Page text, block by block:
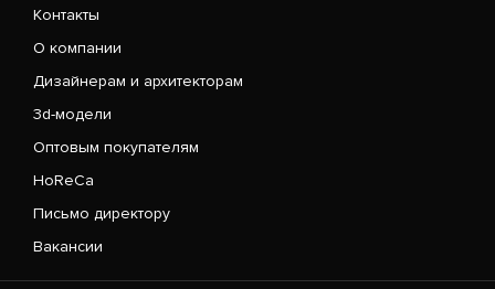
Контакты
О компании
Дизайнерам и архитекторам
3d-модели
Оптовым покупателям
HoReCa
Письмо директору
Вакансии